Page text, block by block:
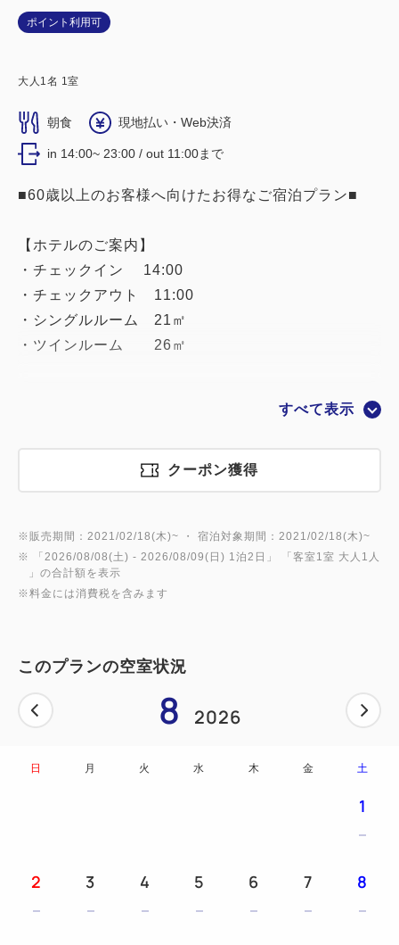
ポイント利用可
大人 1 名 1 室
朝食 現地払い・Web決済
in 14:00~ 23:00 / out 11:00まで
■60歳以上のお客様へ向けたお得なご宿泊プラン■
【ホテルのご案内】
・チェックイン 14:00
・チェックアウト 11:00
・シングルルーム 21㎡
・ツインルーム 26㎡
・全室幅150センチのクイーンサイズベッド！
＊ベッドのご用意は最大3つ（トリプルルーム）と
＊トリプルルームの際は1台はエキストラベッドと
なります。
・18歳以下のお子様は添い寝でのご利用が可能で
＊大人1名とお子様でツインをご利用の場合に限り
大人2名の料金設定になります。
＊お子様のアメニティ（枕・パジャマ・ハブラシ・
・全室スマートテレビ完備！
すべて表示
クーポン獲得
※販売期間：2021/02/18(木)~ ・ 宿泊対象期間：2021/02/18(木)~
※ 「 2026/08/08(土) - 2026/08/09(日) 1泊2日 」 「客室1室 大人1人
」の合計額を表示
※料金には消費税を含みます
このプランの空室状況
8 2026
日 月 火 水 木 金 土
1
2 3 4 5 6 7 8